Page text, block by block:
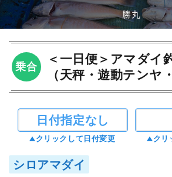
勝丸
乗合
＜一日便＞アマダイ
（天秤・遊動テンヤ
日付指定なし
クリックして日付変更 クリ
シロアマダイ